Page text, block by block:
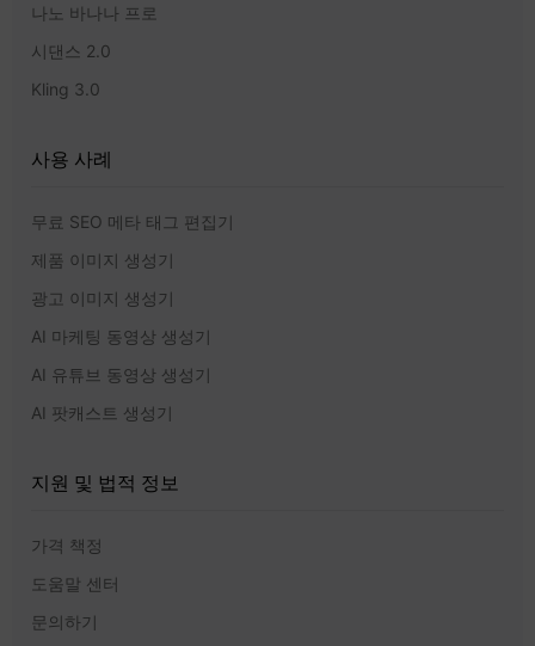
나노 바나나 프로
시댄스 2.0
Kling 3.0
사용 사례
무료 SEO 메타 태그 편집기
제품 이미지 생성기
광고 이미지 생성기
AI 마케팅 동영상 생성기
AI 유튜브 동영상 생성기
AI 팟캐스트 생성기
지원 및 법적 정보
가격 책정
도움말 센터
문의하기